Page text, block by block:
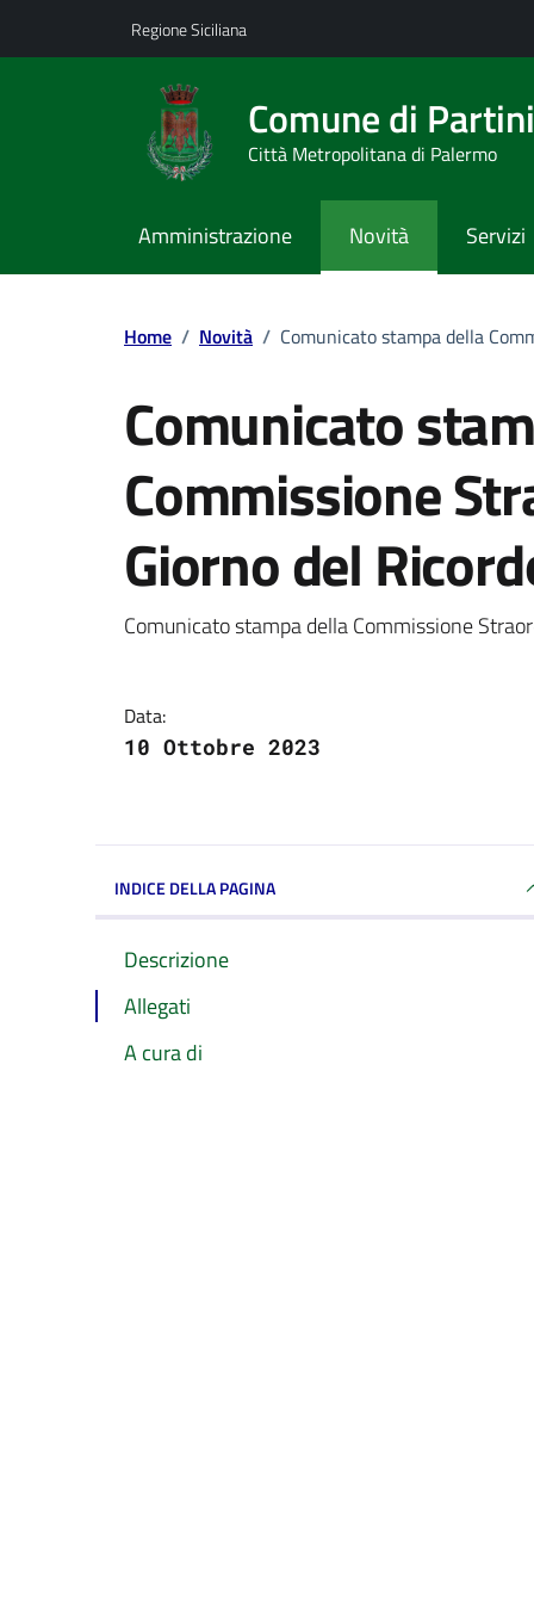
Regione Siciliana
Comune di
Città Metropolitana di Palermo
Amministrazione Novità Servizi
Home / Novità / Comunicato stampa della
Comunicato
Commissione
Giorno del
Dettagli della
Comunicato stampa della Commissione
Data:
10 Ottobre 2023
INDICE DELLA PAGINA
Descrizione
Allegati
A cura di